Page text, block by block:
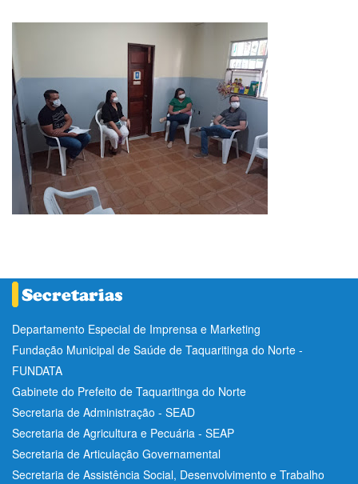
Departamento Especial de Imprensa e Marketing
Fundação Municipal de Saúde de Taquaritinga do Norte -
FUNDATA
Gabinete do Prefeito de Taquaritinga do Norte
Secretaria de Administração - SEAD
Secretaria de Agricultura e Pecuária - SEAP
Secretaria de Articulação Governamental
Secretaria de Assistência Social, Desenvolvimento e Trabalho